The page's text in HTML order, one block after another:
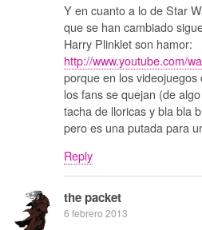
Y en cuanto a lo de Star
que se han cambiado
Harry Plinklet son hamor:
http://www.youtube.com/
porque en los
los fans se quejan (de
tacha de lloricas y bla bla
pero es una putada para
Reply
the packet
6 febrero 2013